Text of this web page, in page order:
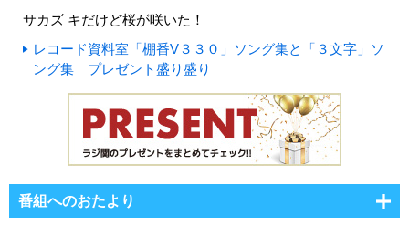
サカズ キだけど桜が咲いた！
レコード資料室「棚番V３３０」ソング集と「３文字」ソ
ング集 プレゼント盛り盛り
番組へのおたより